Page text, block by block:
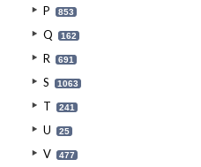
P 853
Q 162
R 691
S 1063
T 241
U 25
V 477